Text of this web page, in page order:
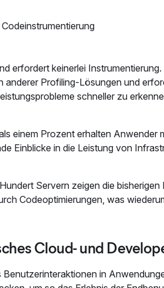
erfordert keinerlei
Profiling-Lösungen und
schneller zu
einem Prozent erhalten Anwender
Einblicke in die Leistung von
Servern zeigen die bisherigen
Codeoptimierungen, was
Cloud- und
in